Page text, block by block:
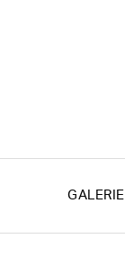
GALERIE